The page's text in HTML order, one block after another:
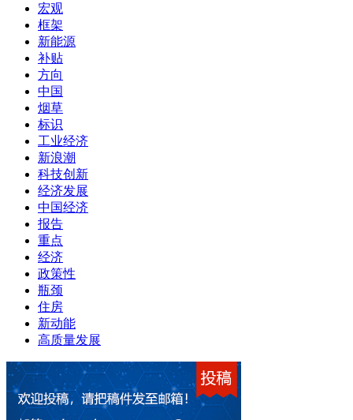
宏观
框架
新能源
补贴
方向
中国
烟草
标识
工业经济
新浪潮
科技创新
经济发展
中国经济
报告
重点
经济
政策性
瓶颈
住房
新动能
高质量发展